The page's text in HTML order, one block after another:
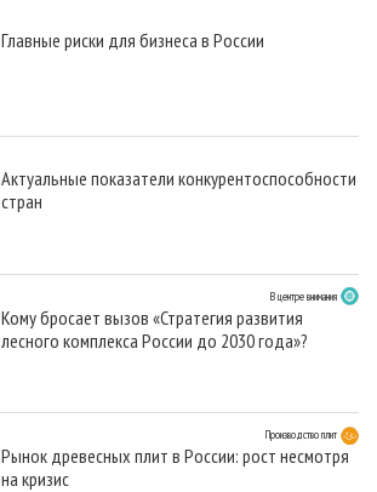
Главные риски для бизнеса в России
Актуальные показатели конкурентоспособности
стран
В центре внимания
Кому бросает вызов «Стратегия развития
лесного комплекса России до 2030 года»?
Производство плит
Рынок древесных плит в России: рост несмотря
на кризис